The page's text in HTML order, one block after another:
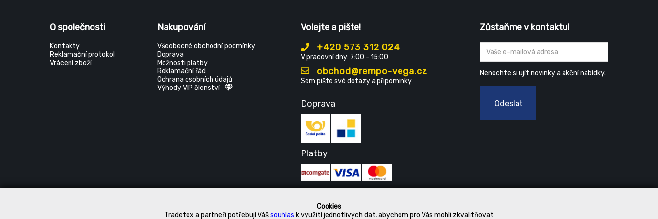
Cookies
Tradetex a partneři potřebují Vášsouhlas k využití jednotlivých dat, abychom pro Vás mohli zkvalitňovat
O společnosti
Kontakty
Reklamační protokol
Vrácení zboží
Nakupování
Všeobecné obchodní podmínky
Doprava
Možnosti platby
Reklamační řád
Ochrana osobních údajů
Výhody VIP členství
Volejte a pište!
+420 573 312 024
V pracovní dny: 7:00 - 15:00
obchod@rempo-vega.cz
Sem pište své dotazy a připomínky
Doprava
Platby
Zůstaňme v kontaktu!
Nenechte si ujít novinky a akční nabídky.
Odeslat